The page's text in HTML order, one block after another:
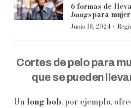
6 formas de
bangspara
Junio 18, 2024 ·
Cortes de pelo para
que se pueden
Un long bob, por ejemplo,